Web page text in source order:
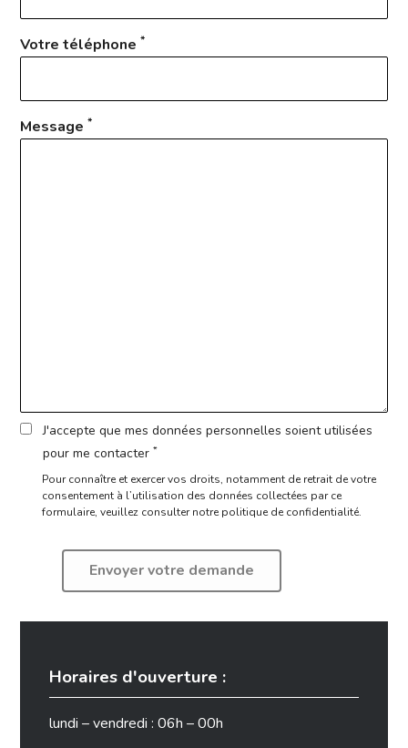
Votre téléphone*
Message*
J'accepte que mes données personnelles soient utilisées
pour me contacter *
Pour connaître et exercer vos droits, notamment de retrait de votre
consentement à l’utilisation des données collectées par ce
formulaire, veuillez consulter notre politique de confidentialité.
Horaires d'ouverture :
lundi – vendredi : 06h – 00h